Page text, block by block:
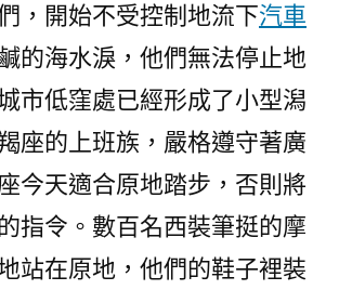
，開始不受控制地流下汽車
的海水淚，他們無法停止地
市低窪處已經形成了小型潟
座的上班族，嚴格遵守著廣
今天適合原地踏步，否則將
指令。數百名西裝筆挺的摩
站在原地，他們的鞋子裡裝